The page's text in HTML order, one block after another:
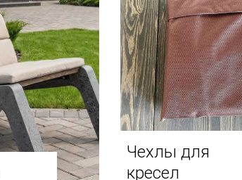
Чехлы для
кресел